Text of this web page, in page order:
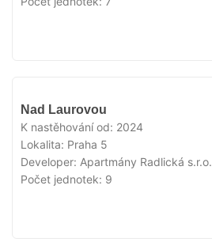
Nad Laurovou
K nastěhování od: 2024
Lokalita: Praha 5
Developer: Apartmány Radlická s.r.o.
Počet jednotek: 9